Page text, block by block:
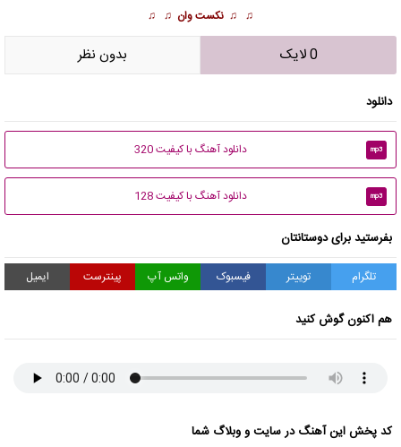
♫ ♫ نکست وان ♫ ♫
0 لایک بدون نظر
دانلود
mp3 دانلود آهنگ با کیفیت 320
mp3 دانلود آهنگ با کیفیت 128
بفرستید برای دوستانتان
تلگرام توییتر فیسبوک واتس آپ پینترست ایمیل
هم اکنون گوش کنید
کد پخش این آهنگ در سایت و وبلاگ شما